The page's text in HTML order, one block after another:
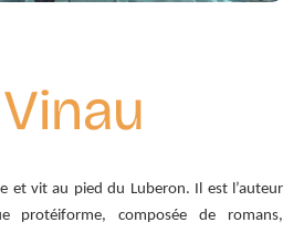
Vinau
et vit au pied du Luberon. Il est l’auteur
protéiforme, composée de romans,